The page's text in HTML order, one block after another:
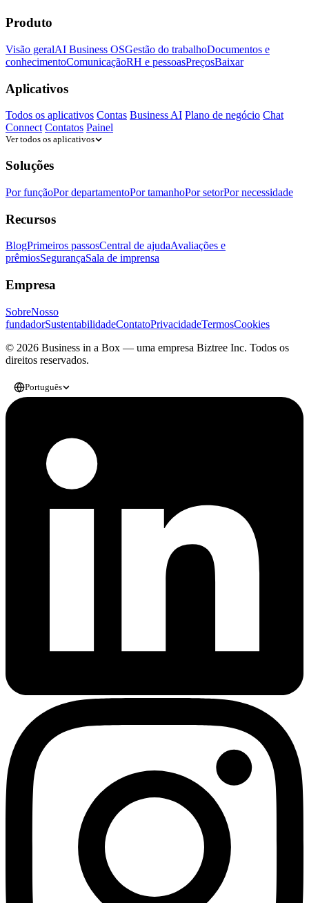
Produto
Visão geralAI Business OSGestão do trabalhoDocumentos e
conhecimentoComunicaçãoRH e pessoasPreçosBaixar
Aplicativos
Todos os aplicativos Contas Business AI Plano de negócio Chat
Connect Contatos Painel
Ver todos os aplicativos
Soluções
Por funçãoPor departamentoPor tamanhoPor setorPor necessidade
Recursos
BlogPrimeiros passosCentral de ajudaAvaliações e
prêmiosSegurançaSala de imprensa
Empresa
SobreNosso
fundadorSustentabilidadeContatoPrivacidadeTermosCookies
© 2026 Business in a Box — uma empresa Biztree Inc. Todos os
direitos reservados.
Português